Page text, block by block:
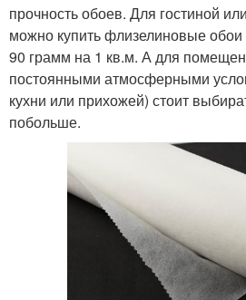
прочность обоев. Для гостиной
можно купить флизелиновые обои
90 грамм на 1 кв.м. А для
постоянными атмосферными
кухни или прихожей) стоит
побольше.